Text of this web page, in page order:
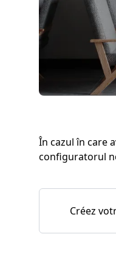
În cazul în care
configuratorul
Créez